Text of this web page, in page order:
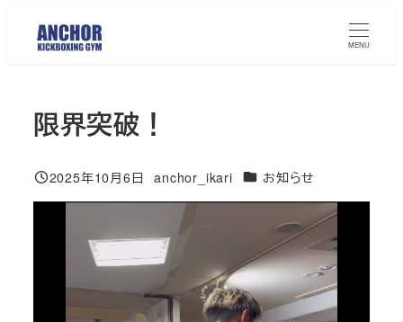
MENU
限界突破！
投稿日
2025年10月6日
著
anchor_ikari カテゴリー
お知らせ